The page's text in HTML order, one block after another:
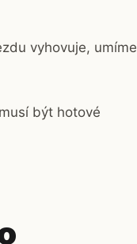
vyhovuje, umíme
být hotové